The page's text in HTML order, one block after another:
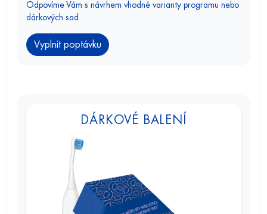
Odpovíme Vám s návrhem vhodné varianty programu nebo
dárkových sad.
Vyplnit poptávku
DÁRKOVÉ BALENÍ